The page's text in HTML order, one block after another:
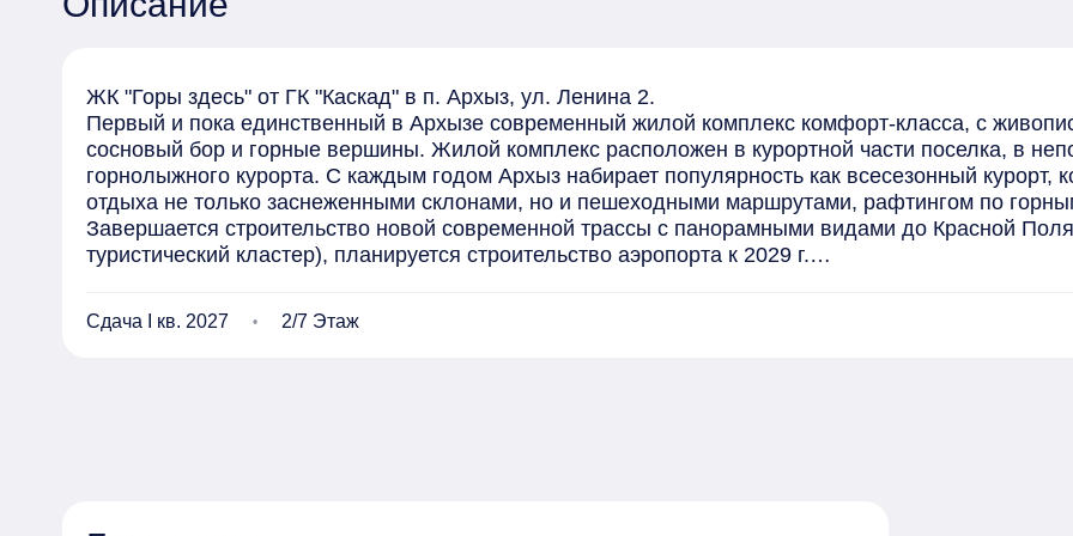
ЖК "Горы здесь" от ГК "Каскад" в п. Архыз, ул. Ленина 2.
Первый и пока единственный в Архызе современный жилой комплекс комфорт-класса, с
сосновый бор и горные вершины. Жилой комплекс расположен в курортной части поселка, в
горнолыжного курорта. С каждым годом Архыз набирает популярность как всесезонный курорт,
отдыха не только заснеженными склонами, но и пешеходными маршрутами, рафтингом по
Завершается строительство новой современной трассы с панорамными видами до Красной
туристический кластер), планируется строительство аэропорта к 2029 г.
Этажность: 7-8 этажей.
В первой очереди строительства 3, 4, 6 корпуса
Сдача I кв. 2027 2/7 Этаж